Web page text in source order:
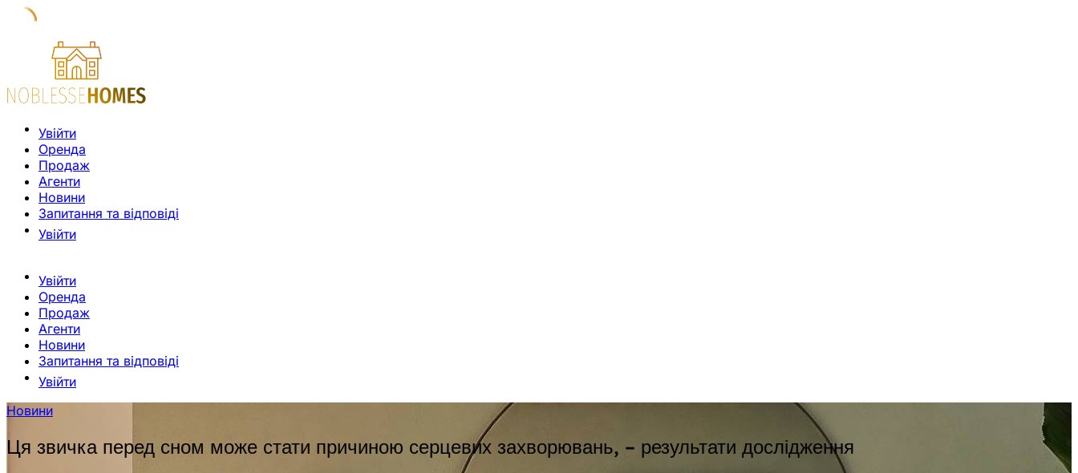
Увійти
Оренда
Продаж
Агенти
Новини
Запитання та відповіді
Увійти
Увійти
Оренда
Продаж
Агенти
Новини
Запитання та відповіді
Увійти
Новини
Ця звичка перед сном може стати причиною серцевих захворювань, – результати дослідження